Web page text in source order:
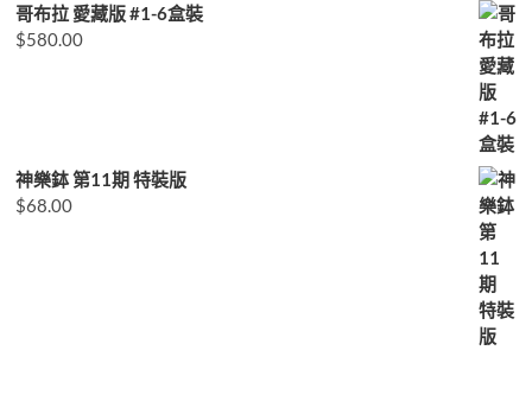
哥布拉 愛藏版 #1-6盒裝
$580.00
神樂鉢 第11期 特裝版
$68.00